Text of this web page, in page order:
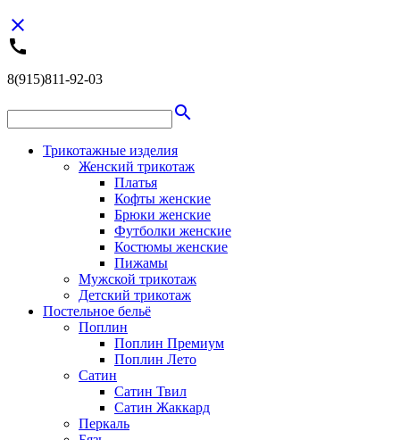
close
call
8(915)811-92-03
search
Трикотажные изделия
Женский трикотаж
Платья
Кофты женские
Брюки женские
Футболки женские
Костюмы женские
Пижамы
Мужской трикотаж
Детский трикотаж
Постельное бельё
Поплин
Поплин Премиум
Поплин Лето
Сатин
Сатин Твил
Сатин Жаккард
Перкаль